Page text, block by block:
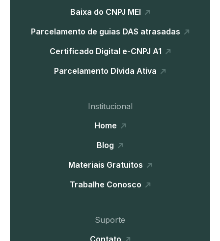
Baixa do CNPJ MEI
Parcelamento de guias DAS atrasadas
Certificado Digital e-CNPJ A1
Parcelamento Dívida Ativa
Institucional
Home
Blog
Materiais Gratuitos
Trabalhe Conosco
Suporte